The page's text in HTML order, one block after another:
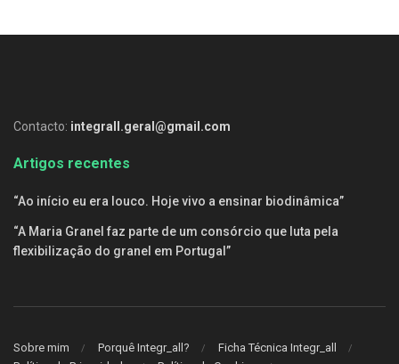
Contacto: integrall.geral@gmail.com
Artigos recentes
“Ao início eu era louco. Hoje vivo a ensinar biodinâmica”
“A Maria Granel faz parte de um consórcio que luta pela
flexibilização do granel em Portugal”
Sobre mim Porquê Integr_all?
Ficha Técnica Integr_all